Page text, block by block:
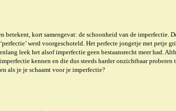
betekent, kort samengevat: de schoonheid van de
werd voorgeschoteld. Het perfecte jongetje met petje
leek het alsof imperfectie geen bestaansrecht meer had.
kennen en die dus steeds harder onzichtbaar
als je je schaamt voor je imperfectie?